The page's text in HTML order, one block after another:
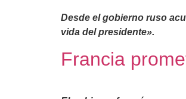
Desde el gobierno ruso
vida del presidente».
Francia